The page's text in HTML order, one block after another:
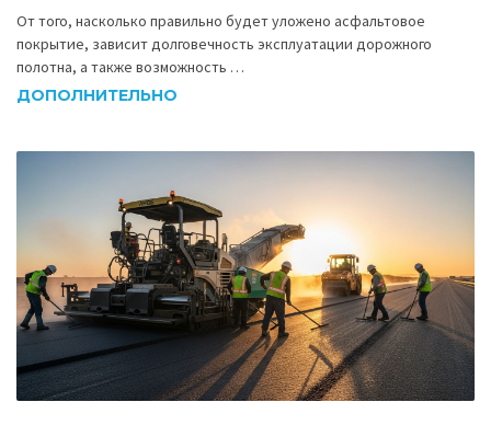
От того, насколько правильно будет уложено асфальтовое
покрытие, зависит долговечность эксплуатации дорожного
полотна, а также возможность …
ДОПОЛНИТЕЛЬНО